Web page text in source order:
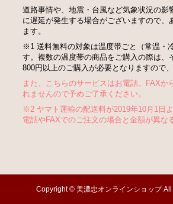
道路事情や、地震・台風など気象状況の影
に遅延が発生する場合がございますので、
ます。
※1 送料無料の対象は温度帯ごと（常温・
す。複数の温度帯の商品をご購入の際は、
800円以上のご購入が必要となりますので
また、こちらのサービスはお電話、FAXか
れませんので予めご了承ください。
※2 ヤマト運輸の配送料が2019年10月1日
電話やFAXでのご注文の場合と金額が異な
Copyright © 美濃忠オンラインショップ All